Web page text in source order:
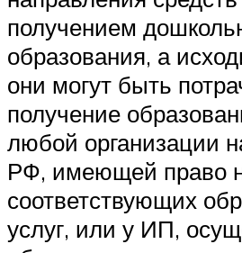
получением
образования, а
они могут быть
получение
любой организации
РФ, имеющей право
соответствующих
услуг, или у ИП,